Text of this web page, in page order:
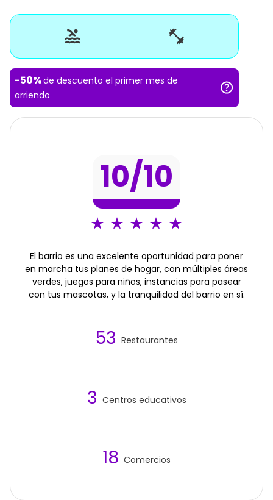
-50%de descuento el primer mes de
arriendo
10/10
El barrio es una excelente oportunidad para poner
en marcha tus planes de hogar, con múltiples áreas
verdes, juegos para niños, instancias para pasear
con tus mascotas, y la tranquilidad del barrio en sí.
53 Restaurantes
3 Centros educativos
18 Comercios